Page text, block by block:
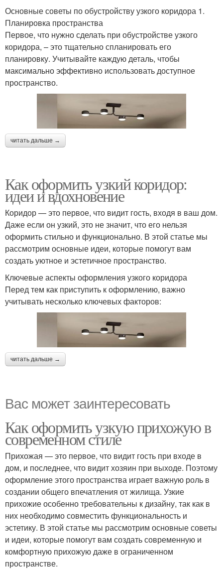
Основные советы по обустройству узкого коридора 1.
Планировка пространства
Первое, что нужно сделать при обустройстве узкого
коридора, – это тщательно спланировать его
планировку. Учитывайте каждую деталь, чтобы
максимально эффективно использовать доступное
пространство.
читать дальше →
Как оформить узкий коридор:
идеи и вдохновение
Коридор — это первое, что видит гость, входя в ваш дом.
Даже если он узкий, это не значит, что его нельзя
оформить стильно и функционально. В этой статье мы
рассмотрим основные идеи, которые помогут вам
создать уютное и эстетичное пространство.
Ключевые аспекты оформления узкого коридора
Перед тем как приступить к оформлению, важно
учитывать несколько ключевых факторов:
читать дальше →
Вас может заинтересовать
Как оформить узкую прихожую в
современном стиле
Прихожая — это первое, что видит гость при входе в
дом, и последнее, что видит хозяин при выходе. Поэтому
оформление этого пространства играет важную роль в
создании общего впечатления от жилища. Узкие
прихожие особенно требовательны к дизайну, так как в
них необходимо совместить функциональность и
эстетику. В этой статье мы рассмотрим основные советы
и идеи, которые помогут вам создать современную и
комфортную прихожую даже в ограниченном
пространстве.